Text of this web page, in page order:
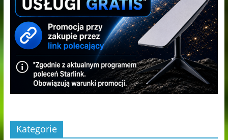
Kategorie